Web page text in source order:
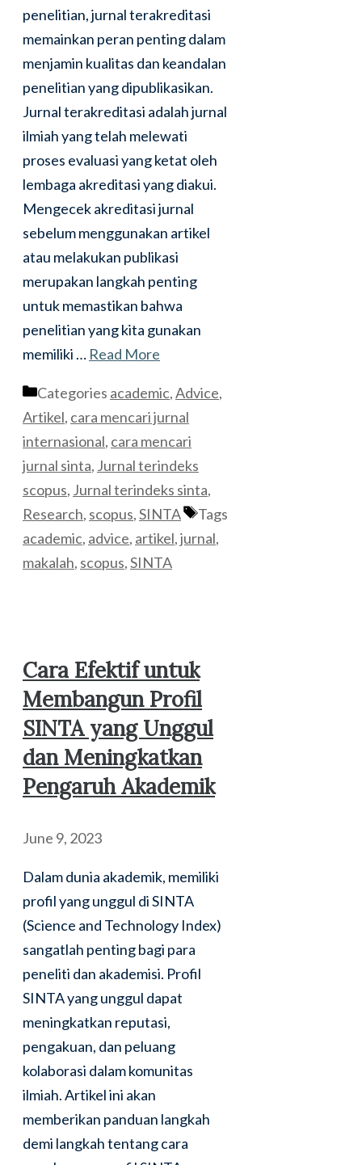
penelitian, jurnal terakreditasi
memainkan peran penting dalam
menjamin kualitas dan keandalan
penelitian yang dipublikasikan.
Jurnal terakreditasi adalah jurnal
ilmiah yang telah melewati
proses evaluasi yang ketat oleh
lembaga akreditasi yang diakui.
Mengecek akreditasi jurnal
sebelum menggunakan artikel
atau melakukan publikasi
merupakan langkah penting
untuk memastikan bahwa
penelitian yang kita gunakan
memiliki … Read More
Categories academic,Advice,
Artikel, cara mencari jurnal
internasional, cara mencari
jurnal sinta, Jurnal terindeks
scopus, Jurnal terindeks sinta,
Research, scopus,SINTA
Tags
academic, advice, artikel,jurnal,
makalah, scopus,SINTA
Cara Efektif untuk
Membangun Profil
SINTA yang Unggul
dan Meningkatkan
Pengaruh Akademik
June 9, 2023
Dalam dunia akademik, memiliki
profil yang unggul di SINTA
(Science and Technology Index)
sangatlah penting bagi para
peneliti dan akademisi. Profil
SINTA yang unggul dapat
meningkatkan reputasi,
pengakuan, dan peluang
kolaborasi dalam komunitas
ilmiah. Artikel ini akan
memberikan panduan langkah
demi langkah tentang cara